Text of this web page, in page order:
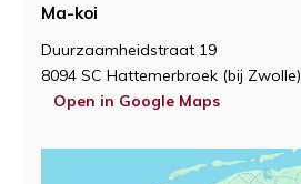
Ma-koi
Duurzaamheidstraat 19
8094 SC Hattemerbroek (bij Zwolle)
Open in Google Maps